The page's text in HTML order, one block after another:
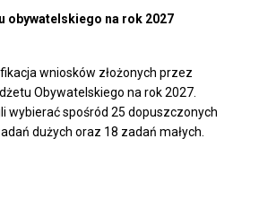
obywatelskiego na rok 2027
wniosków złożonych przez
Obywatelskiego na rok 2027.
wybierać spośród 25 dopuszczonych
dużych oraz 18 zadań małych.